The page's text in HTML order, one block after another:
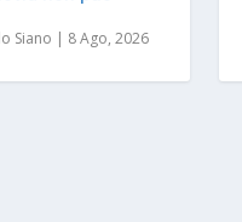
Siano | 8 Ago, 2026